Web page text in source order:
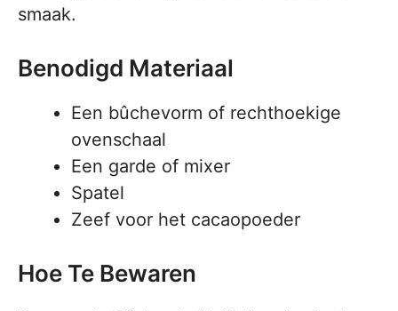
smaak.
Benodigd Materiaal
Een bûchevorm of rechthoekige
ovenschaal
Een garde of mixer
Spatel
Zeef voor het cacaopoeder
Hoe Te Bewaren